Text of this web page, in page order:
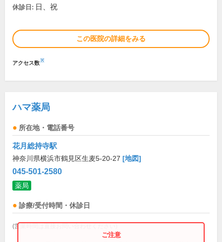
休診日: 日、祝
この医院の詳細をみる
アクセス数※
ハマ薬局
所在地・電話番号
花月総持寺駅
神奈川県横浜市鶴見区生麦5-20-27 [地図]
045-501-2580
薬局
診療/受付時間・休診日
(営業時間は直接お問い合わせください)